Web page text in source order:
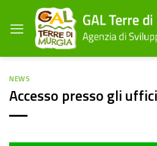
contenuti
NEWS
Accesso presso gli